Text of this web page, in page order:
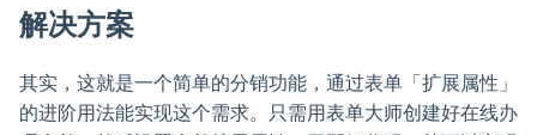
解决方案
其实，这就是一个简单的分销功能，通过表单「扩展属性」
的进阶用法能实现这个需求。只需用表单大师创建好在线办